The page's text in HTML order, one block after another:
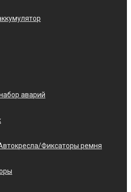
аварий
Фиксаторы ремня